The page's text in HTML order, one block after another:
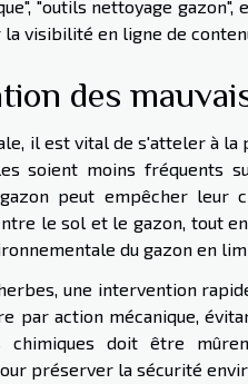
"outils nettoyage
visibilité en ligne de
des
il est vital de s'atteler à la
soient moins fréquents
peut empêcher leur
le sol et le gazon, tout
du gazon en
une intervention
par action mécanique,
chimiques doit être
préserver la sécurité